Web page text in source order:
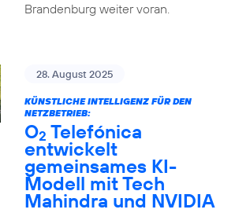
Brandenburg weiter voran.
28. August 2025
KÜNSTLICHE INTELLIGENZ FÜR DEN
NETZBETRIEB:
O2 Telefónica
entwickelt
gemeinsames KI-
Modell mit Tech
Mahindra und NVIDIA